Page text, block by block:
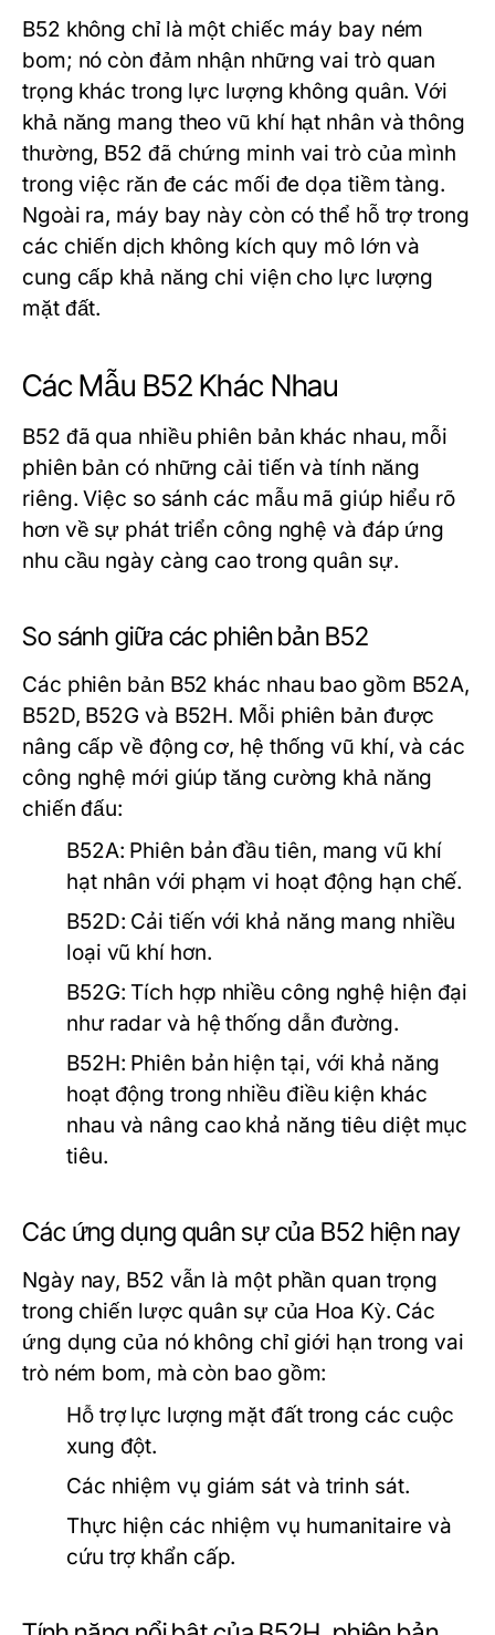
B52 không chỉ là một chiếc máy bay ném
bom; nó còn đảm nhận những vai trò quan
trọng khác trong lực lượng không quân. Với
khả năng mang theo vũ khí hạt nhân và thông
thường, B52 đã chứng minh vai trò của mình
trong việc răn đe các mối đe dọa tiềm tàng.
Ngoài ra, máy bay này còn có thể hỗ trợ trong
các chiến dịch không kích quy mô lớn và
cung cấp khả năng chi viện cho lực lượng
mặt đất.
Các Mẫu B52 Khác Nhau
B52 đã qua nhiều phiên bản khác nhau, mỗi
phiên bản có những cải tiến và tính năng
riêng. Việc so sánh các mẫu mã giúp hiểu rõ
hơn về sự phát triển công nghệ và đáp ứng
nhu cầu ngày càng cao trong quân sự.
So sánh giữa các phiên bản B52
Các phiên bản B52 khác nhau bao gồm B52A,
B52D, B52G và B52H. Mỗi phiên bản được
nâng cấp về động cơ, hệ thống vũ khí, và các
công nghệ mới giúp tăng cường khả năng
chiến đấu:
B52A: Phiên bản đầu tiên, mang vũ khí
hạt nhân với phạm vi hoạt động hạn chế.
B52D: Cải tiến với khả năng mang nhiều
loại vũ khí hơn.
B52G: Tích hợp nhiều công nghệ hiện đại
như radar và hệ thống dẫn đường.
B52H: Phiên bản hiện tại, với khả năng
hoạt động trong nhiều điều kiện khác
nhau và nâng cao khả năng tiêu diệt mục
tiêu.
Các ứng dụng quân sự của B52 hiện nay
Ngày nay, B52 vẫn là một phần quan trọng
trong chiến lược quân sự của Hoa Kỳ. Các
ứng dụng của nó không chỉ giới hạn trong vai
trò ném bom, mà còn bao gồm:
Hỗ trợ lực lượng mặt đất trong các cuộc
xung đột.
Các nhiệm vụ giám sát và trinh sát.
Thực hiện các nhiệm vụ humanitaire và
cứu trợ khẩn cấp.